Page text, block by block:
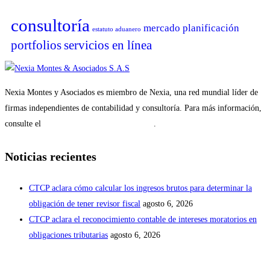
consultoría estatuto aduanero mercado planificación
portfoliosservicios en línea
Nexia Montes y Asociados es miembro de Nexia, una red mundial líder de
firmas independientes de contabilidad y consultoría. Para más información,
consulte el
.
Noticias recientes
CTCP aclara cómo calcular los ingresos brutos para determinar la
obligación de tener revisor fiscal agosto 6, 2026
CTCP aclara el reconocimiento contable de intereses moratorios en
obligaciones tributarias agosto 6, 2026